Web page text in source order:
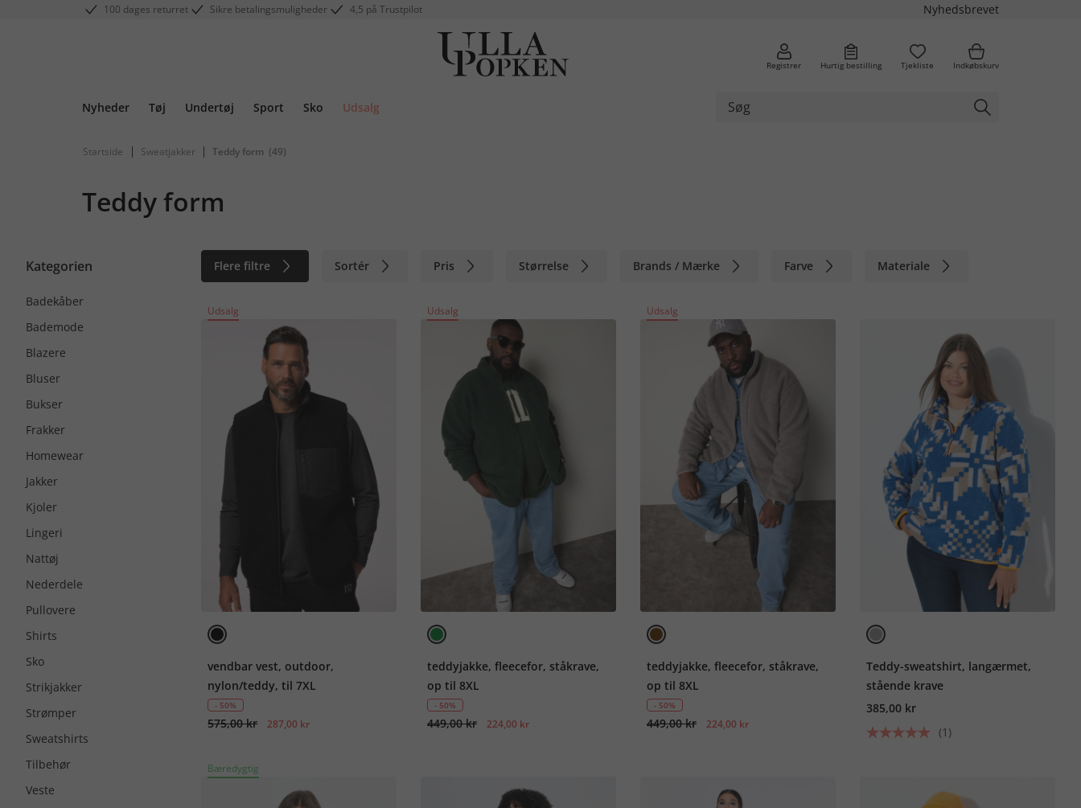
100 dages returret Sikre betalingsmuligheder 4,5 på Trustpilot Nyhedsbrevet
Registrer Hurtig bestilling Tjekliste Indkøbskurv
Nyheder Tøj Undertøj Sport Sko Udsalg
Startside | Sweatjakker | Teddy form (49)
Teddy form
Kategorien Flere filtre Sortér Pris Størrelse Brands / Mærke Farve Materiale
Badekåber
Bademode
Blazere
Bluser
Bukser
Frakker
Homewear
Jakker
Kjoler
Lingeri
Nattøj
Nederdele
Pullovere
Shirts
Sko
Strikjakker
Strømper
Sweatshirts
Tilbehør
Veste
Udsalg
vendbar vest, outdoor,
nylon/teddy, til 7XL
- 50%
575,00 kr 287,00 kr
Udsalg
teddyjakke, fleecefor, ståkrave,
op til 8XL
- 50%
449,00 kr 224,00 kr
Udsalg
teddyjakke, fleecefor, ståkrave,
op til 8XL
- 50%
449,00 kr 224,00 kr
Teddy-sweatshirt, langærmet,
stående krave
385,00 kr
(1)
Bæredygtig